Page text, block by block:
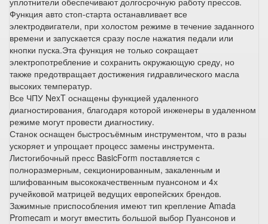
Функция авто стоп-старта останавливает все
электродвигатели, при холостом режиме в течение заданного
времени и запускается сразу после нажатия педали или
кнопки пуска.Эта функция не только сокращает
электропотребление и сохранить окружающую среду, но
также предотвращает достижения гидравлического масла
высоких температур.
Все ЧПУ NexT оснащены функцией удаленного
диагностирования, благодаря которой инженеры в удаленном
режиме могут провести диагностику.
Станок оснащен быстросъёмным инструментом, что в разы
ускоряет и упрощает процесс замены инструмента.
Листогибочный пресс BasicForm поставляется с
полноразмерным, секционированным, закаленным и
шлифованным высококачественным пуансоном и 4х
ручейковой матрицей ведущих европейских брендов.
Зажимные приспособления имеют тип крепление Amada
Promecam и могут вместить большой выбор Пуансонов и